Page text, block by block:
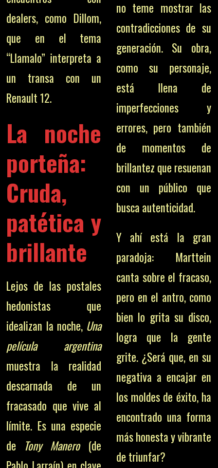
dealers, como Dillom,
que en el tema
“Llamalo” interpreta a
un transa con un
Renault 12.
La noche
porteña:
Cruda,
patética y
brillante
Lejos de las postales
hedonistas que
idealizan la noche, Una
película argentina
muestra la realidad
descarnada de un
fracasado que vive al
límite. Es una especie
de Tony Manero(de
no teme mostrar las
contradicciones de su
generación. Su obra,
como su personaje,
está llena de
imperfecciones y
errores, pero también
de momentos de
brillantez que resuenan
con un público que
busca autenticidad.
Y ahí está la gran
paradoja: Marttein
canta sobre el fracaso,
pero en el antro, como
bien lo grita su disco,
logra que la gente
grite. ¿Será que, en su
negativa a encajar en
los moldes de éxito, ha
encontrado una forma
más honesta y vibrante
de triunfar?